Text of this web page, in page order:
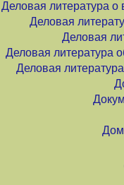
Деловая литература о
Деловая
Деловая
Деловая литература
Деловая